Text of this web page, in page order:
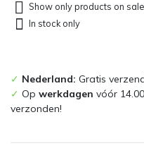
Show only products on sale
In stock only
✓ Nederland: Gratis
✓ Op werkdagen vóór
verzonden!